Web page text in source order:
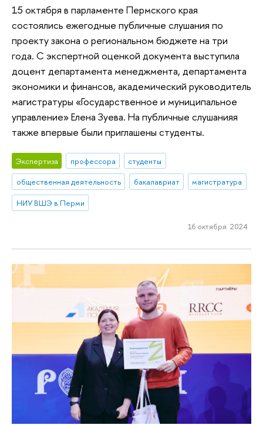
15 октября в парламенте Пермского края
состоялись ежегодные публичные слушания по
проекту закона о региональном бюджете на три
года. С экспертной оценкой документа выступила
доцент департамента менеджмента, департамента
экономики и финансов, академический руководитель
магистратуры «Государственное и муниципальное
управление» Елена Зуева. На публичные слушанияя
также впервые были приглашены студенты.
Экспертиза профессора
студенты
общественная деятельность
бакалавриат
магистратура
НИУ ВШЭ в Перми
16 октября 2024